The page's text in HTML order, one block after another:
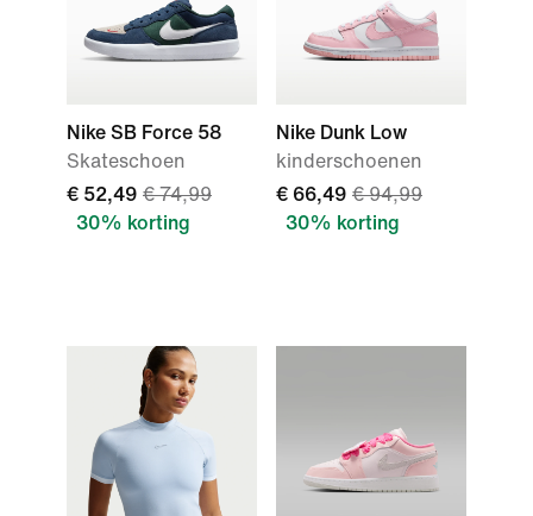
Nike SB Force 58
Skateschoen
€ 52,49 € 74,99
30% korting
Nike Dunk Low
kinderschoenen
€ 66,49 € 94,99
30% korting